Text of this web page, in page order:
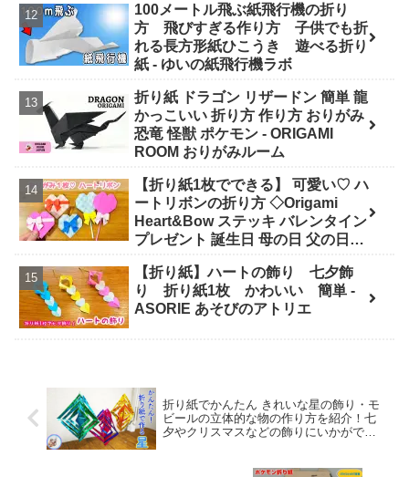
- Origami hana's channel
100メートル飛ぶ紙飛行機の折り
方 飛びすぎる作り方 子供でも折
れる長方形紙ひこうき 遊べる折り
紙 - ゆいの紙飛行機ラボ
折り紙 ドラゴン リザードン 簡単 龍
かっこいい 折り方 作り方 おりがみ
恐竜 怪獣 ポケモン - ORIGAMI
ROOM おりがみルーム
【折り紙1枚でできる】 可愛い♡ ハ
ートリボンの折り方 ◇Origami
Heart&Bow ステッキ バレンタイン
プレゼント 誕生日 母の日 父の日
Origami-plaza
【折り紙】ハートの飾り 七夕飾
り 折り紙1枚 かわいい 簡単 -
ASORIE あそびのアトリエ
折り紙でかんたん きれいな星の飾り・モ
ビールの立体的な物の作り方を紹介！七
夕やクリスマスなどの飾りにいかがでし